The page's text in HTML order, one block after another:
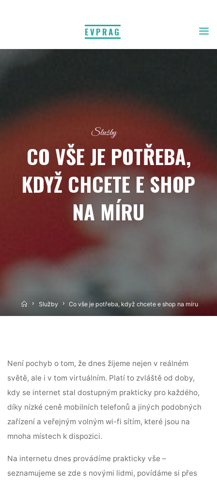
EVPRAG
Služby
CO VŠE JE POTŘEBA,
KDYŽ CHCETE E SHOP
NA MÍRU
HomeSlužby Co vše je potřeba, když chcete e shop na míru
Není pochyb o tom, že dnes žijeme nejen v reálném
světě, ale i v tom virtuálním. Platí to zvláště od doby,
kdy se internet stal dostupným prakticky pro každého,
díky nízké ceně mobilních telefonů a jiných podobných
zařízení a veřejným volným wi-fi sítím, které jsou na
mnoha místech k dispozici.
Na internetu dnes provádíme prakticky vše –
seznamujeme se zde s novými lidmi, povídáme si přes